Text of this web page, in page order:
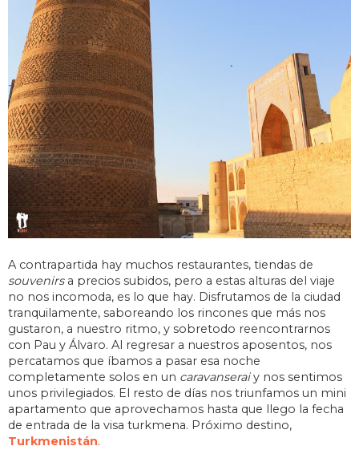
A contrapartida hay muchos restaurantes, tiendas de
souvenirsa precios subidos, pero a estas alturas del viaje
no nos incomoda, es lo que hay. Disfrutamos de la ciudad
tranquilamente, saboreando los rincones que más nos
gustaron, a nuestro ritmo, y sobretodo reencontrarnos
con Pau y Álvaro. Al regresar a nuestros aposentos, nos
percatamos que íbamos a pasar esa noche
completamente solos en un caravanseraiy nos sentimos
unos privilegiados. El resto de días nos triunfamos un mini
apartamento que aprovechamos hasta que llego la fecha
de entrada de la visa turkmena. Próximo destino,
Turkmenistán.